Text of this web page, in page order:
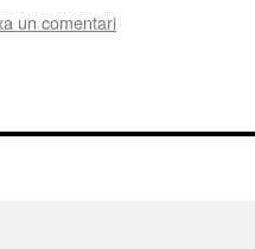
un comentari